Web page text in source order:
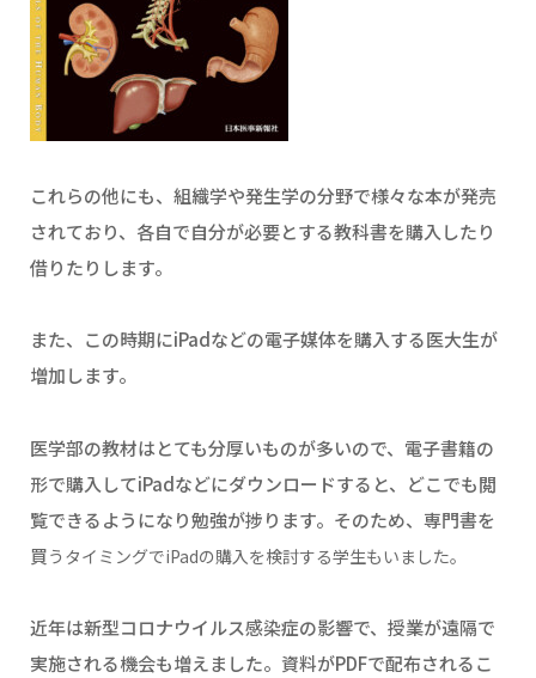
これらの他にも、組織学や発生学の分野で様々な本が発売
されており、各自で自分が必要とする教科書を購入したり
借りたりします。
また、この時期にiPadなどの電子媒体を購入する医大生が
増加します。
医学部の教材はとても分厚いものが多いので、電子書籍の
形で購入してiPadなどにダウンロードすると、どこでも閲
覧できるようになり勉強が捗ります。そのため、専門書を
買うタイミングでiPadの購入を検討する学生もいました。
近年は新型コロナウイルス感染症の影響で、授業が遠隔で
実施される機会も増えました。資料がPDFで配布されるこ